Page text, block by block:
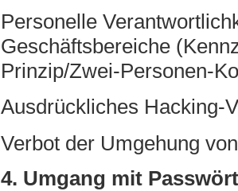
Personelle
Geschäftsbereiche
Prinzip/Zwei-Personen-
Ausdrückliches Hacking-
Verbot der Umgehung
4. Umgang mit